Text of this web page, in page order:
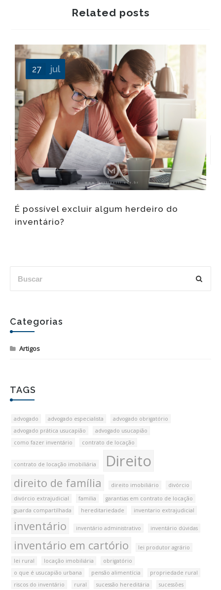
Related posts
É possível excluir algum herdeiro do
inventário?
27 jul
Categorias
Artigos
TAGS
advogado advogado especialista
advogado obrigatório
advogado prática usucapião
advogado usucapião
como fazer inventário
contrato de locação
contrato de locação imobiliária Direito
direito de família direito imobiliário
divórcio
divórcio extrajudicial
familia
garantias em contrato de locação
guarda compartilhada
hereditariedade inventario extrajudicial
inventário inventário administrativo inventário dúvidas
inventário em cartório
lei produtor agrário
lei rural
locação imobiliária
obrigatório
o que é usucapião urbana
pensão alimentícia
propriedade rural
riscos do inventário
rural sucessão hereditária sucessões